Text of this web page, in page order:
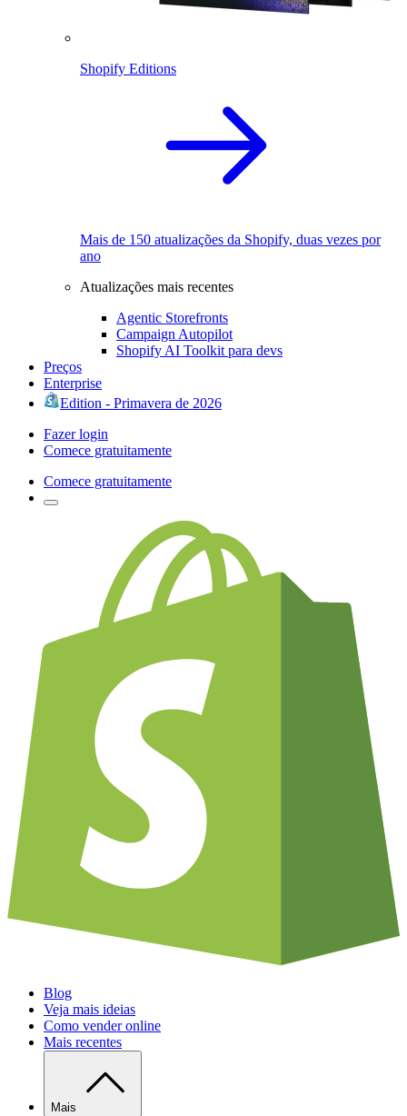
Shopify Editions
Mais de 150 atualizações da Shopify, duas vezes por
ano
Atualizações mais recentes
Agentic Storefronts
Campaign Autopilot
Shopify AI Toolkit para devs
Preços
Enterprise
Edition - Primavera de 2026
Fazer login
Comece gratuitamente
Comece gratuitamente
Blog
Veja mais ideias
Como vender online
Mais recentes
Mais